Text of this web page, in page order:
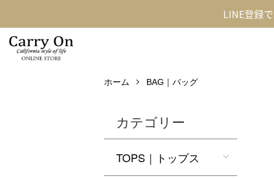
LINE登録
ホーム BAG｜バッグ
カテゴリー
TOPS｜トップス